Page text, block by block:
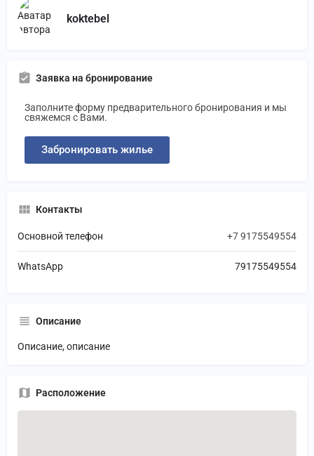
koktebel
Заявка на бронирование
Заполните форму предварительного бронирования и мы
свяжемся с Вами.
Забронировать жилье
Контакты
Основной телефон +7 9175549554
WhatsApp 79175549554
Описание
Описание, описание
Расположение